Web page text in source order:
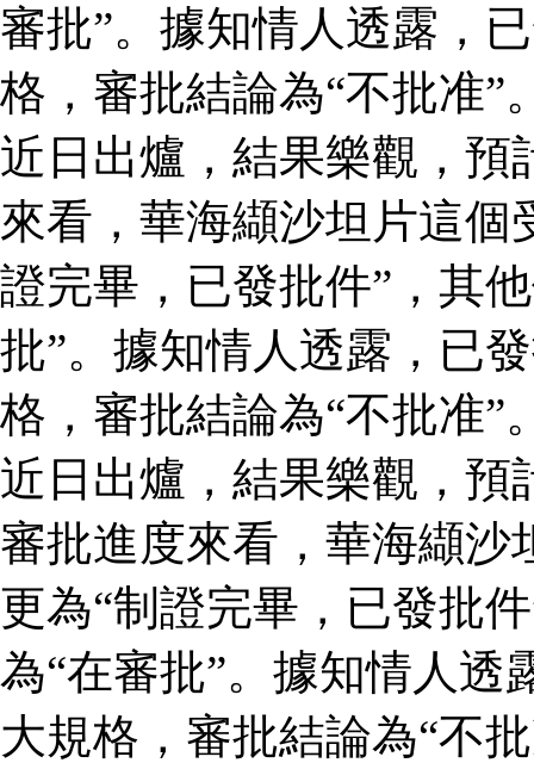
審批”。據知情人透露，
格，審批結論為“不批准”
近日出爐，結果樂觀，預
來看，華海纈沙坦片這個
證完畢，已發批件”，其
批”。據知情人透露，已
格，審批結論為“不批准”
近日出爐，結果樂觀，
審批進度來看，華海纈沙
更為“制證完畢，已發批
為“在審批”。據知情人透
大規格，審批結論為“不